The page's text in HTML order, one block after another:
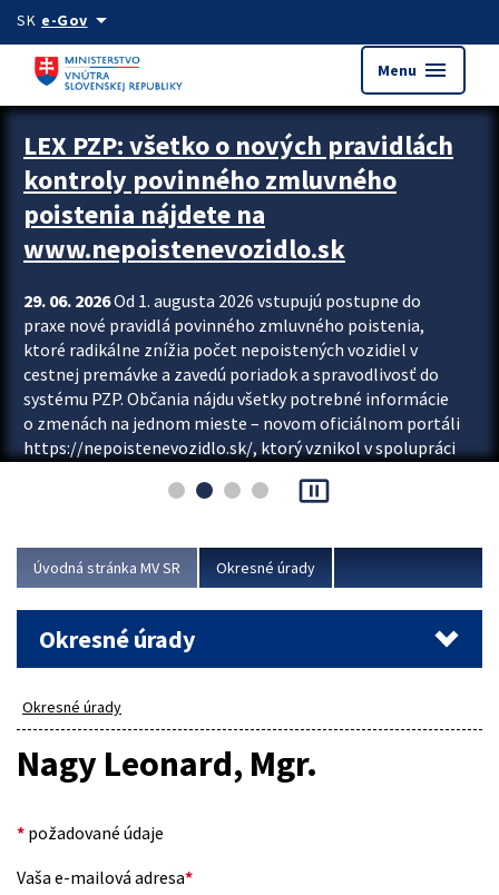
Preskocit na hlavný obsah
SK e-Govarrow_drop_down
Menu menu
Zastavit automatický posun upútavok
LEX PZP: všetko o nových pravidlách
kontroly povinného zmluvného
poistenia nájdete na
www.nepoistenevozidlo.sk
29. 06. 2026Od 1. augusta 2026 vstupujú postupne do
praxe nové pravidlá povinného zmluvného poistenia,
ktoré radikálne znížia počet nepoistených vozidiel v
cestnej premávke a zavedú poriadok a spravodlivosť do
systému PZP. Občania nájdu všetky potrebné informácie
o zmenách na jednom mieste – novom oficiálnom portáli
https://nepoistenevozidlo.sk/, ktorý vznikol v spolupráci
asociácie poisťovní (SLASPO) a Ministerstva vnútra SR.
Viac
pause_presentation
Úvodná stránka MV SR Okresné úrady
Okresné úrady
Okresné úrady
Nagy Leonard, Mgr.
* požadované údaje
Vaša e-mailová adresa*